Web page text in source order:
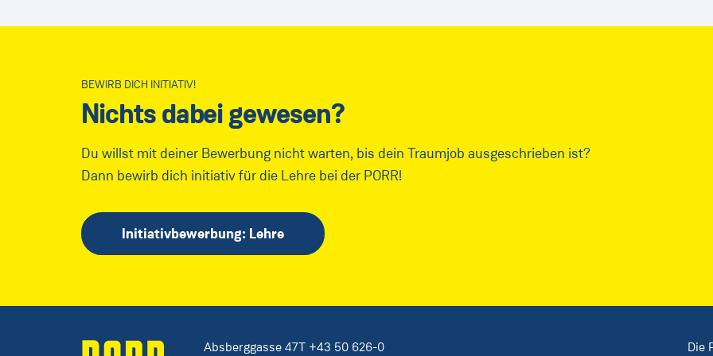
BEWIRB DICH INITIATIV!
Nichts dabei gewesen?
Du willst mit deiner Bewerbung nicht warten, bis dein Traumjob ausgeschrieben ist?
Dann bewirb dich initiativ für die Lehre bei der PORR!
Initiativbewerbung: Lehre
Absberggasse 47T +43 50 626-0 Die